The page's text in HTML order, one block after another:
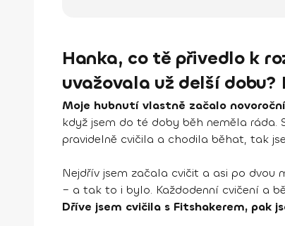
Hanka, co tě přivedlo k
uvažovala už delší
Moje hubnutí vlastně začalo
když jsem do té doby běh neměla ráda.
pravidelně cvičila a chodila běhat, tak
Nejdřív jsem začala cvičit a asi po dvou
– a tak to i bylo. Každodenní cvičení a
Dříve jsem cvičila s Fitshakerem, pak